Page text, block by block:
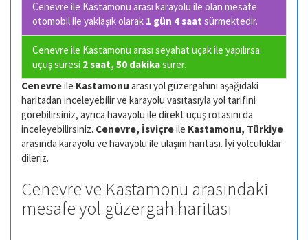
Cenevre ile Kastamonu arası karayolu ile olan mesafe
otomobil ile yaklaşık olarak 1 gün 4 saat sürmektedir.
Cenevre ile Kastamonu arası seyahat uçak ile yapılırsa
uçuş süresi 2 saat, 50 dakikasürer.
Cenevreile Kastamonu arası yol güzergahını aşağıdaki
haritadan inceleyebilir ve karayolu vasıtasıyla yol tarifini
görebilirsiniz, ayrıca havayolu ile direkt uçuş rotasını da
inceleyebilirsiniz. Cenevre, İsviçreile Kastamonu, Türkiye
arasında karayolu ve havayolu ile ulaşım harıtası. İyi yolculuklar
dileriz.
Cenevre ve Kastamonu arasındaki
mesafe yol güzergah haritası